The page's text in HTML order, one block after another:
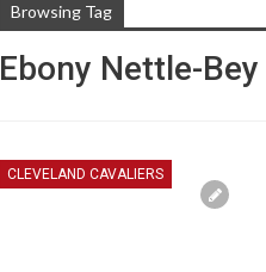
Browsing Tag
Ebony Nettle-Bey
CLEVELAND CAVALIERS